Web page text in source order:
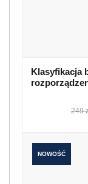
Klasyfikacja
249
NOWOŚĆ